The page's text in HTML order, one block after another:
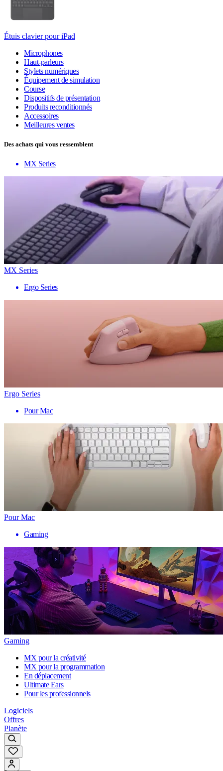
Étuis clavier pour iPad
Microphones
Haut-parleurs
Stylets numériques
Équipement de simulation
Course
Dispositifs de présentation
Produits reconditionnés
Accessoires
Meilleures ventes
Des achats qui vous ressemblent
MX Series
MX Series
Ergo Series
Ergo Series
Pour Mac
Pour Mac
Gaming
Gaming
MX pour la créativité
MX pour la programmation
En déplacement
Ultimate Ears
Pour les professionnels
Logiciels
Offres
Planète